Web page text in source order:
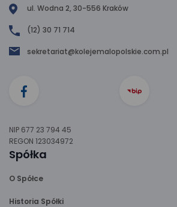
ul. Wodna 2, 30-556 Kraków
(12) 30 71 714
sekretariat@kolejemalopolskie.com.pl
NIP 677 23 794 45
REGON 123034972
Spółka
O Spółce
Historia Spółki